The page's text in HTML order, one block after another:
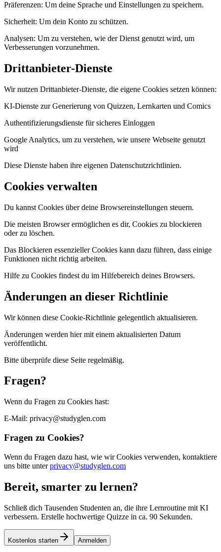
Präferenzen: Um deine Sprache und Einstellungen zu speichern.
Sicherheit: Um dein Konto zu schützen.
Analysen: Um zu verstehen, wie der Dienst genutzt wird, um
Verbesserungen vorzunehmen.
Drittanbieter-Dienste
Wir nutzen Drittanbieter-Dienste, die eigene Cookies setzen können:
KI-Dienste zur Generierung von Quizzen, Lernkarten und Comics
Authentifizierungsdienste für sicheres Einloggen
Google Analytics, um zu verstehen, wie unsere Webseite genutzt
wird
Diese Dienste haben ihre eigenen Datenschutzrichtlinien.
Cookies verwalten
Du kannst Cookies über deine Browsereinstellungen steuern.
Die meisten Browser ermöglichen es dir, Cookies zu blockieren
oder zu löschen.
Das Blockieren essenzieller Cookies kann dazu führen, dass einige
Funktionen nicht richtig arbeiten.
Hilfe zu Cookies findest du im Hilfebereich deines Browsers.
Änderungen an dieser Richtlinie
Wir können diese Cookie-Richtlinie gelegentlich aktualisieren.
Änderungen werden hier mit einem aktualisierten Datum
veröffentlicht.
Bitte überprüfe diese Seite regelmäßig.
Fragen?
Wenn du Fragen zu Cookies hast:
E-Mail: privacy@studyglen.com
Fragen zu Cookies?
Wenn du Fragen dazu hast, wie wir Cookies verwenden, kontaktiere
uns bitte unter privacy@studyglen.com
Bereit, smarter zu lernen?
Schließ dich Tausenden Studenten an, die ihre Lernroutine mit KI
verbessern. Erstelle hochwertige Quizze in ca. 90 Sekunden.
Kostenlos starten Anmelden